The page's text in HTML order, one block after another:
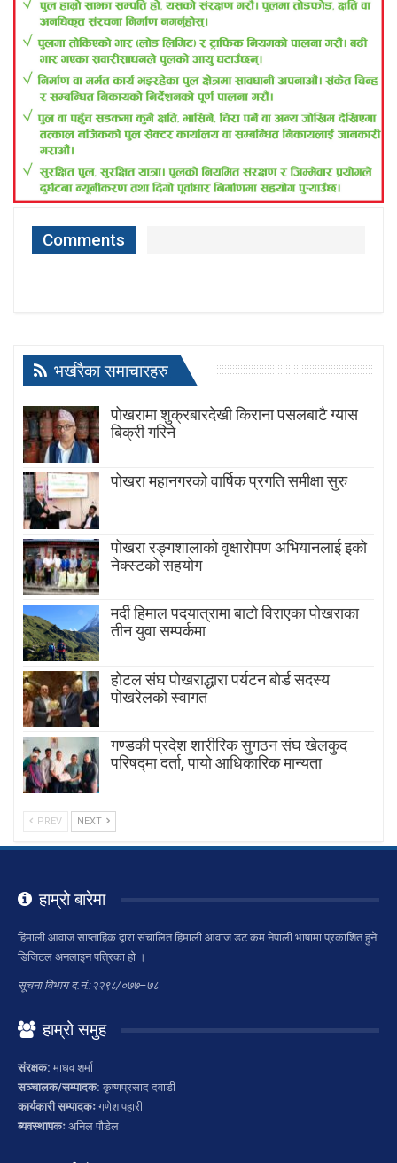
Comments
भर्खरैका समाचारहरु
पोखरामा शुक्रबारदेखी किराना पसलबाटै ग्यास
बिक्री गरिने
पोखरा महानगरको वार्षिक प्रगति समीक्षा सुरु
पोखरा रङ्गशालाको वृक्षारोपण अभियानलाई इको
नेक्स्टको सहयोग
मर्दी हिमाल पदयात्रामा बाटाे विराएका पाेखराका
तीन युवा सम्पर्कमा
होटल संघ पोखराद्धारा पर्यटन बोर्ड सदस्य
पोखरेलको स्वागत
गण्डकी प्रदेश शारीरिक सुगठन संघ खेलकुद
परिषद्मा दर्ता, पायाे आधिकारिक मान्यता
PREV NEXT
हाम्रो बारेमा
हिमाली आवाज साप्ताहिक द्वारा संचालित हिमाली आवाज डट कम नेपाली भाषामा प्रकाशित हुने
डिजिटल अनलाइन पत्रिका हो ।
सूचना विभाग द.नं.:२२९८/०७७–७८
हाम्रो समुह
संरक्षक: माधव शर्मा
सञ्चालक/सम्पादक: कृष्णप्रसाद दवाडी
कार्यकारी सम्पादकः गणेश पहारी
ब्यवस्थापकः अनिल पौडेल